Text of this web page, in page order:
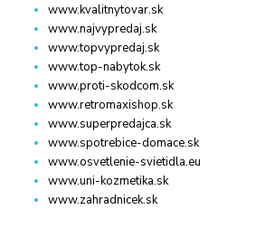
www.kvalitnytovar.sk
www.najvypredaj.sk
www.topvypredaj.sk
www.top-nabytok.sk
www.proti-skodcom.sk
www.retromaxishop.sk
www.superpredajca.sk
www.spotrebice-domace.sk
www.osvetlenie-svietidla.eu
www.uni-kozmetika.sk
www.zahradnicek.sk